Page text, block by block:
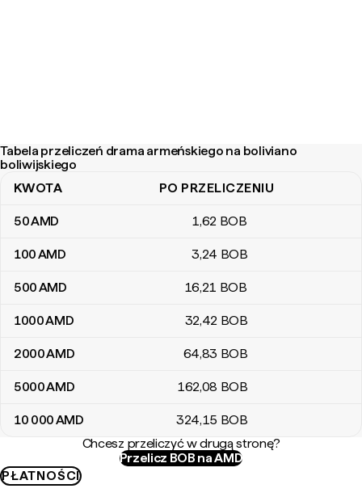
Tabela przeliczeń drama armeńskiego na boliviano
boliwijskiego
Tabela przeliczeń drama armeńskiego na boliviano boliwijskiego
KWOTA PO PRZELICZENIU
50AMD 1,62 BOB
100AMD 3,24 BOB
500AMD 16,21 BOB
1000AMD 32,42 BOB
2000AMD 64,83 BOB
5000AMD 162,08 BOB
10 000AMD 324,15 BOB
Chcesz przeliczyć w drugą stronę?
Przelicz BOB na AMD
PŁATNOŚCI